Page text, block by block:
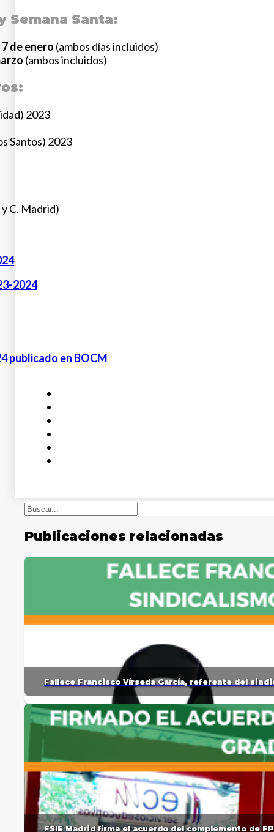
Semana Santa:
de enero (ambos días incluidos)
(ambos incluidos)
2023
Santos) 2023
C. Madrid)
2024
publicado en BOCM
Buscar
Publicaciones relacionadas
Fallece Francisco Vírseda García, referente del
FSIE Madrid firma el acuerdo del complemento de